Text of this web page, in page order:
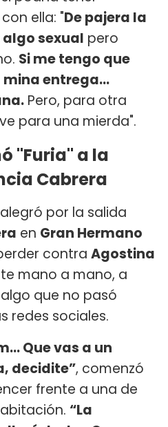
ella: "De pajera la
sexual pero
Si me tengo que
entrega...
Pero, para otra
para una mierda".
"Furia" a la
Cabrera
por la salida
en Gran Hermano
contra Agostina
mano a mano, a
que no pasó
redes sociales.
Que vas a un
decidite”, comenzó
frente a una de
“La